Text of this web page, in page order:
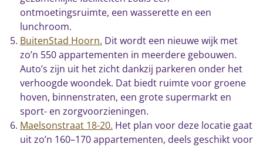
ontmoetingsruimte, een wasserette en een
lunchroom.
BuitenStad Hoorn. Dit wordt een nieuwe wijk met
zo’n 550 appartementen in meerdere gebouwen.
Auto’s zijn uit het zicht dankzij parkeren onder het
verhoogde woondek. Dat biedt ruimte voor groene
hoven, binnenstraten, een grote supermarkt en
sport- en zorgvoorzieningen.
Maelsonstraat 18-20. Het plan voor deze locatie gaat
uit zo’n 160–170 appartementen, deels geschikt voor